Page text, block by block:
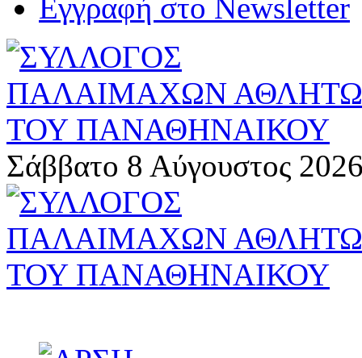
Εγγραφή στο Newsletter
Σάββατο 8 Αύγουστος